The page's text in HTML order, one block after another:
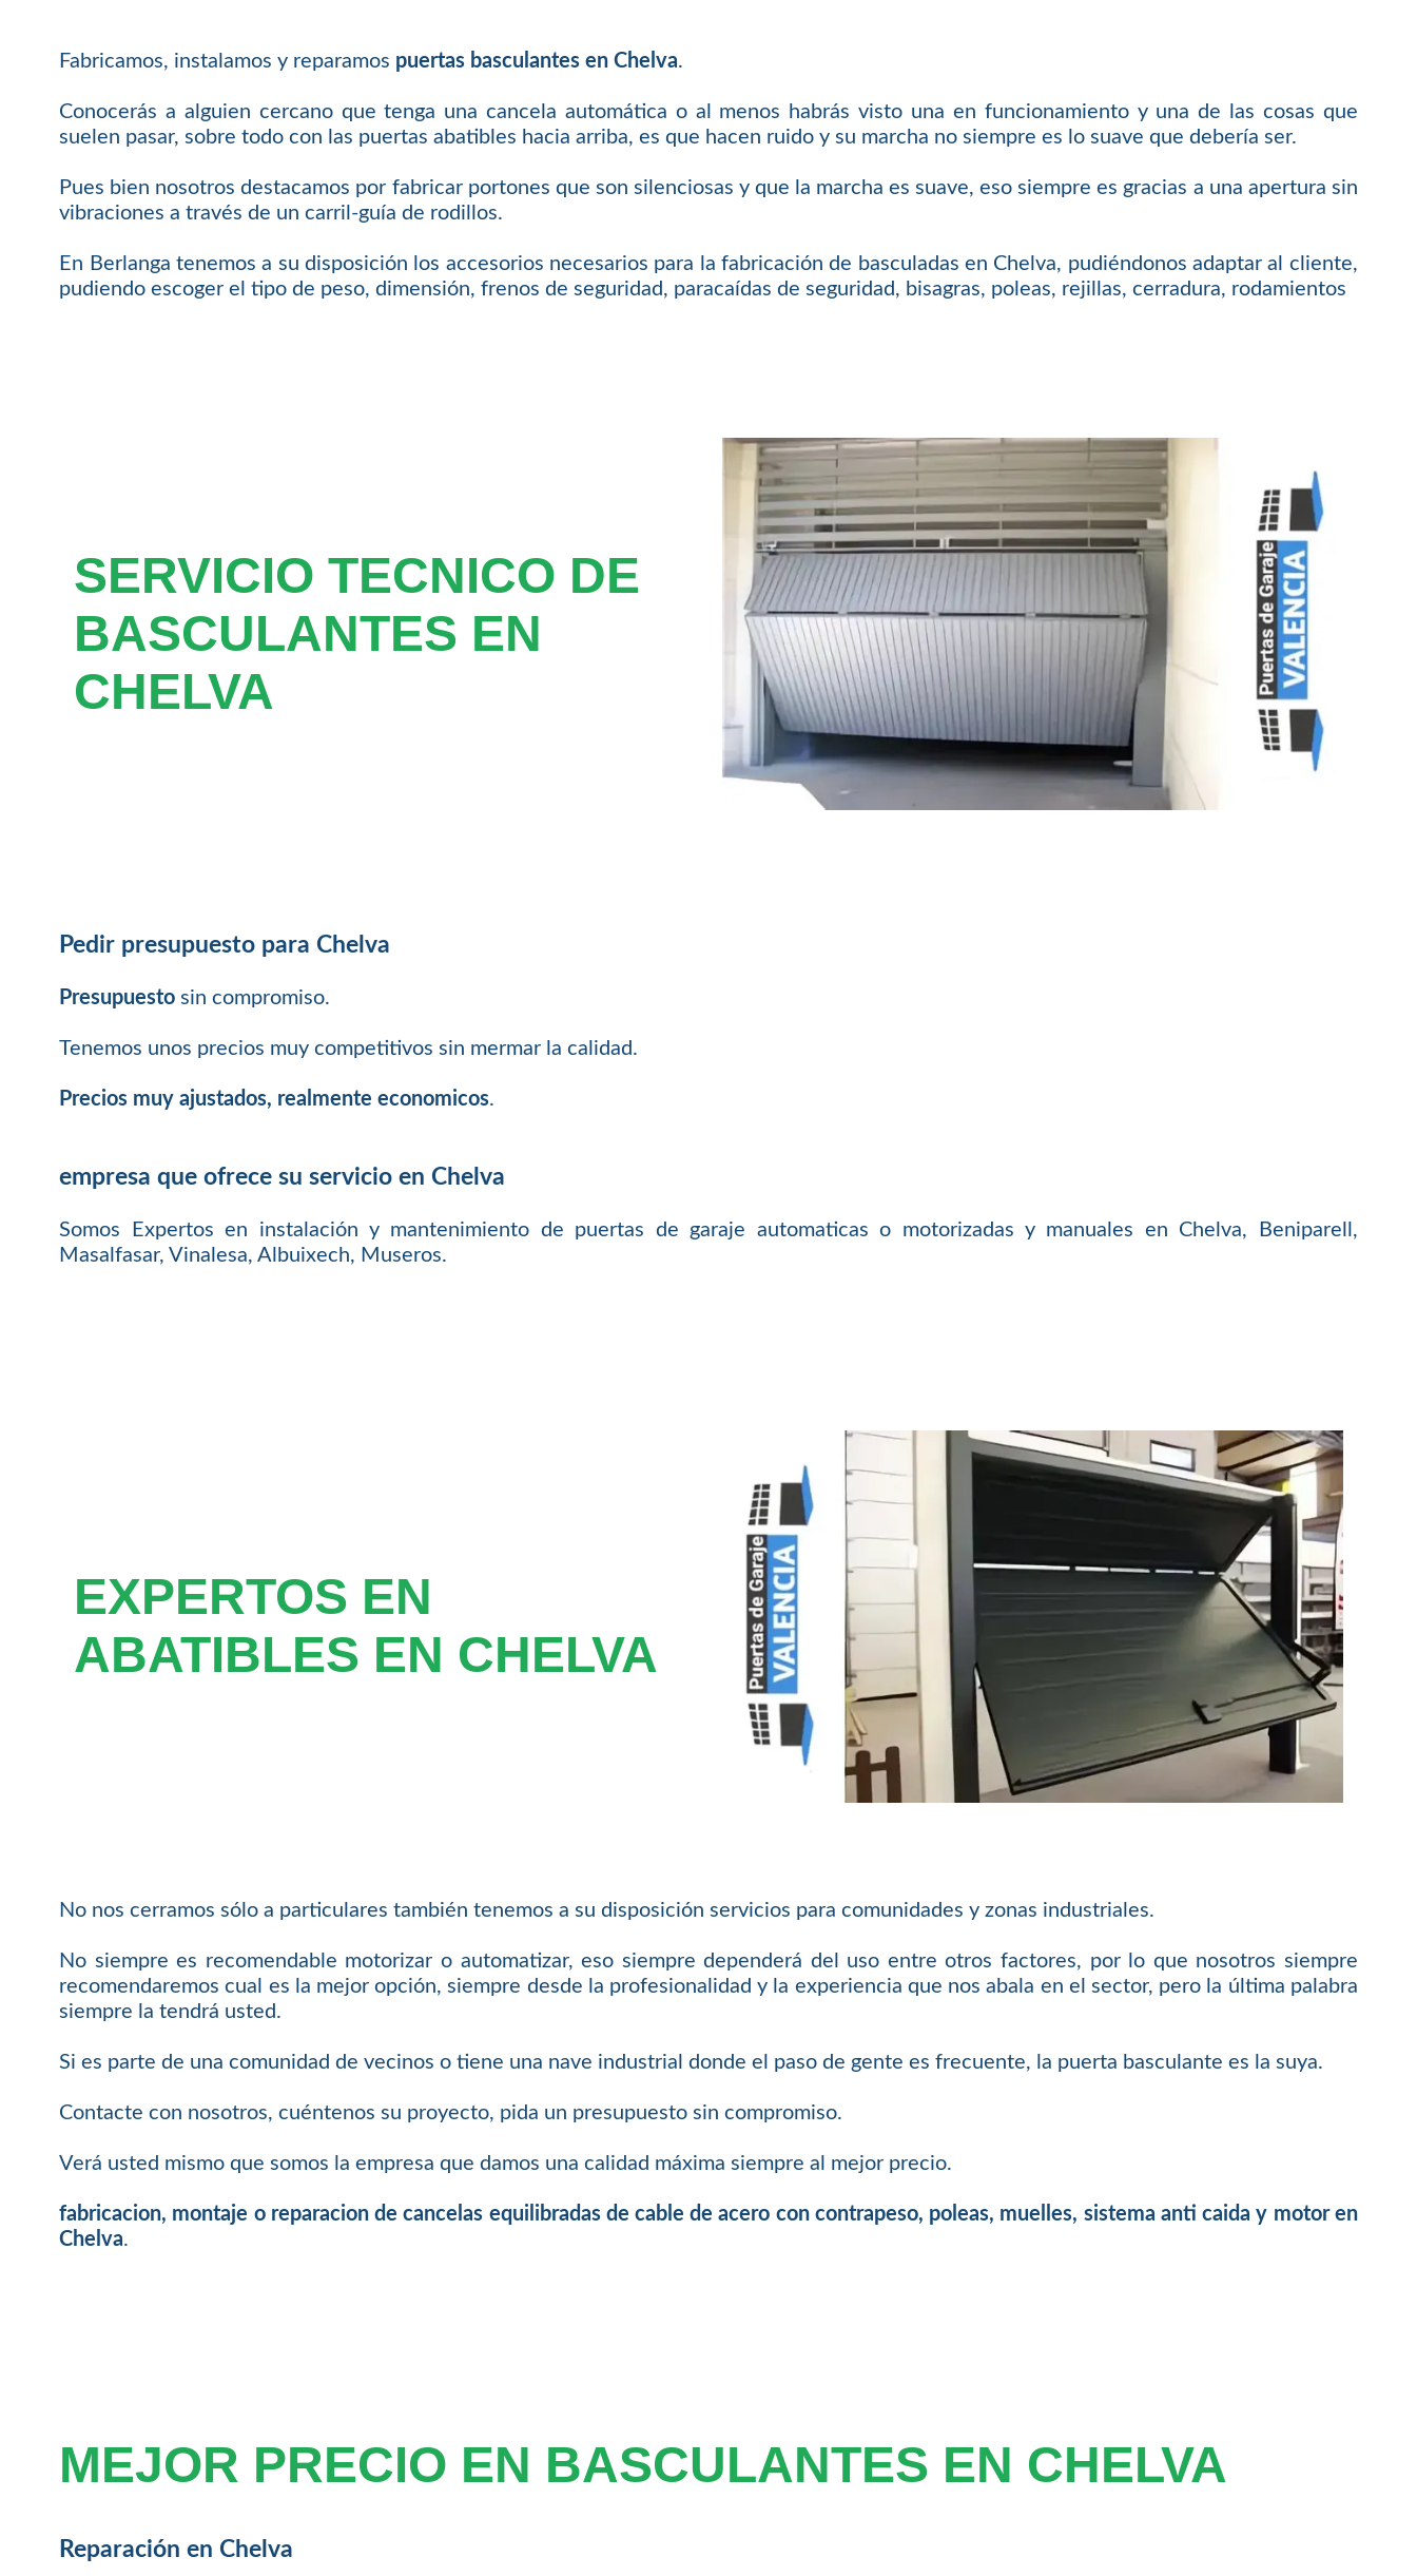
Fabricamos, instalamos y reparamos puertas basculantes en Chelva.
Conocerás a alguien cercano que tenga una cancela automática o al menos habrás visto una en funcionamiento y una de las cosas que
suelen pasar, sobre todo con las puertas abatibles hacia arriba, es que hacen ruido y su marcha no siempre es lo suave que debería ser.
Pues bien nosotros destacamos por fabricar portones que son silenciosas y que la marcha es suave, eso siempre es gracias a una apertura sin
vibraciones a través de un carril-guía de rodillos.
En Berlanga tenemos a su disposición los accesorios necesarios para la fabricación de basculadas en Chelva, pudiéndonos adaptar al cliente,
pudiendo escoger el tipo de peso, dimensión, frenos de seguridad, paracaídas de seguridad, bisagras, poleas, rejillas, cerradura, rodamientos
SERVICIO TECNICO DE
BASCULANTES EN
CHELVA
Pedir presupuesto para Chelva
Presupuesto sin compromiso.
Tenemos unos precios muy competitivos sin mermar la calidad.
Precios muy ajustados, realmente economicos.
empresa que ofrece su servicio en Chelva
Somos Expertos en instalación y mantenimiento de puertas de garaje automaticas o motorizadas y manuales en Chelva, Beniparell,
Masalfasar, Vinalesa, Albuixech, Museros.
EXPERTOS EN
ABATIBLES EN CHELVA
No nos cerramos sólo a particulares también tenemos a su disposición servicios para comunidades y zonas industriales.
No siempre es recomendable motorizar o automatizar, eso siempre dependerá del uso entre otros factores, por lo que nosotros siempre
recomendaremos cual es la mejor opción, siempre desde la profesionalidad y la experiencia que nos abala en el sector, pero la última palabra
siempre la tendrá usted.
Si es parte de una comunidad de vecinos o tiene una nave industrial donde el paso de gente es frecuente, la puerta basculante es la suya.
Contacte con nosotros, cuéntenos su proyecto, pida un presupuesto sin compromiso.
Verá usted mismo que somos la empresa que damos una calidad máxima siempre al mejor precio.
fabricacion, montaje o reparacion de cancelas equilibradas de cable de acero con contrapeso, poleas, muelles, sistema anti caida y motor en
Chelva.
MEJOR PRECIO EN BASCULANTES EN CHELVA
Reparación en Chelva